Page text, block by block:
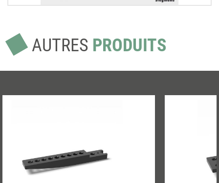
AUTRES PRODUITS